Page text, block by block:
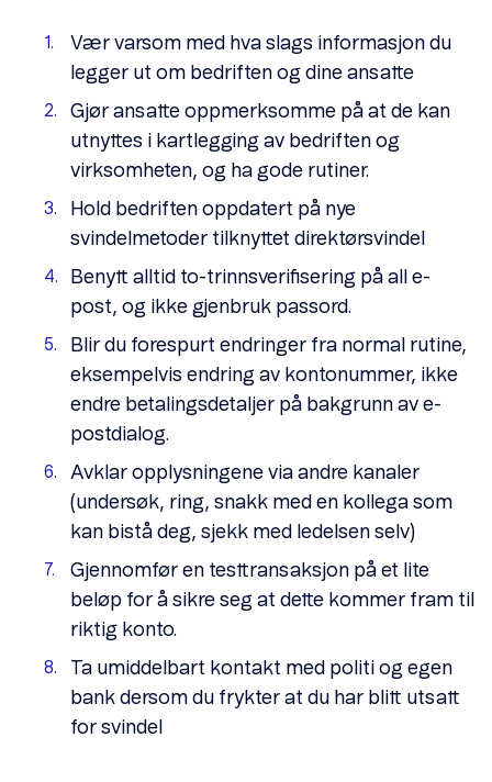
Vær varsom med hva slags informasjon du
legger ut om bedriften og dine ansatte
Gjør ansatte oppmerksomme på at de kan
utnyttes i kartlegging av bedriften og
virksomheten, og ha gode rutiner.
Hold bedriften oppdatert på nye
svindelmetoder tilknyttet direktørsvindel
Benytt alltid to-trinnsverifisering på all e-
post, og ikke gjenbruk passord.
Blir du forespurt endringer fra normal rutine,
eksempelvis endring av kontonummer, ikke
endre betalingsdetaljer på bakgrunn av e-
postdialog.
Avklar opplysningene via andre kanaler
(undersøk, ring, snakk med en kollega som
kan bistå deg, sjekk med ledelsen selv)
Gjennomfør en testtransaksjon på et lite
beløp for å sikre seg at dette kommer fram til
riktig konto.
Ta umiddelbart kontakt med politi og egen
bank dersom du frykter at du har blitt utsatt
for svindel